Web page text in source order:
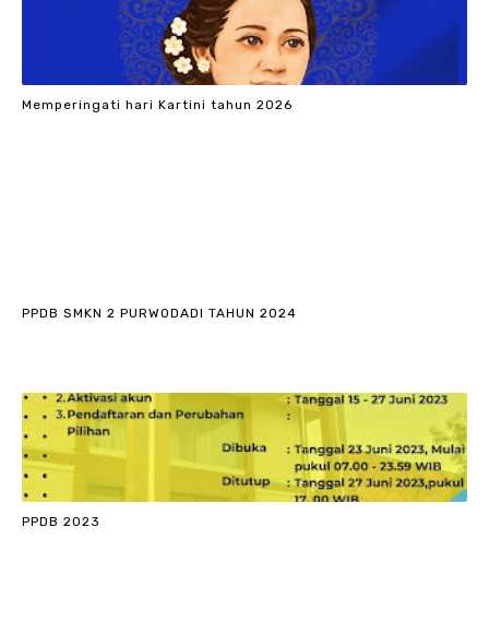
Memperingati hari Kartini tahun 2026
PPDB SMKN 2 PURWODADI TAHUN 2024
PPDB 2023